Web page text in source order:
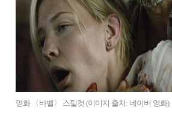
영화 〈바벨〉 스틸컷 (이미지 출처: 네이버 영화)